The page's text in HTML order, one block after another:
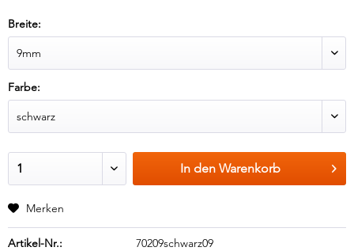
Breite:
Farbe:
In den Warenkorb
Merken
Artikel-Nr.: 70209schwarz09